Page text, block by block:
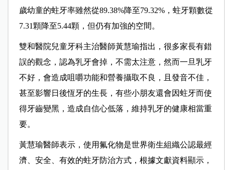
歲幼童的蛀牙率雖然從89.38%降至79.32%，蛀牙顆數從
7.31顆降至5.44顆，但仍有加強的空間。
雙和醫院兒童牙科主治醫師黃慧瑜指出，很多家長有錯
誤的觀念，認為乳牙會掉，不需太注意，然而一旦乳牙
不好，會造成咀嚼功能和營養攝取不良，且發音不佳，
甚至影響日後恆牙的生長，有些小朋友還會因蛀牙而使
得牙齒變黑，造成自信心低落，維持乳牙的健康相當重
要。
黃慧瑜醫師表示，使用氟化物是世界衛生組織公認最經
濟、安全、有效的蛀牙防治方式，根據文獻資料顯示，